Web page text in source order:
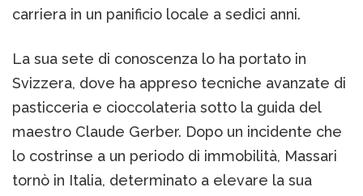
carriera in un panificio locale a sedici anni.
La sua sete di conoscenza lo ha portato in
Svizzera, dove ha appreso tecniche avanzate di
pasticceria e cioccolateria sotto la guida del
maestro Claude Gerber. Dopo un incidente che
lo costrinse a un periodo di immobilità, Massari
tornò in Italia, determinato a elevare la sua